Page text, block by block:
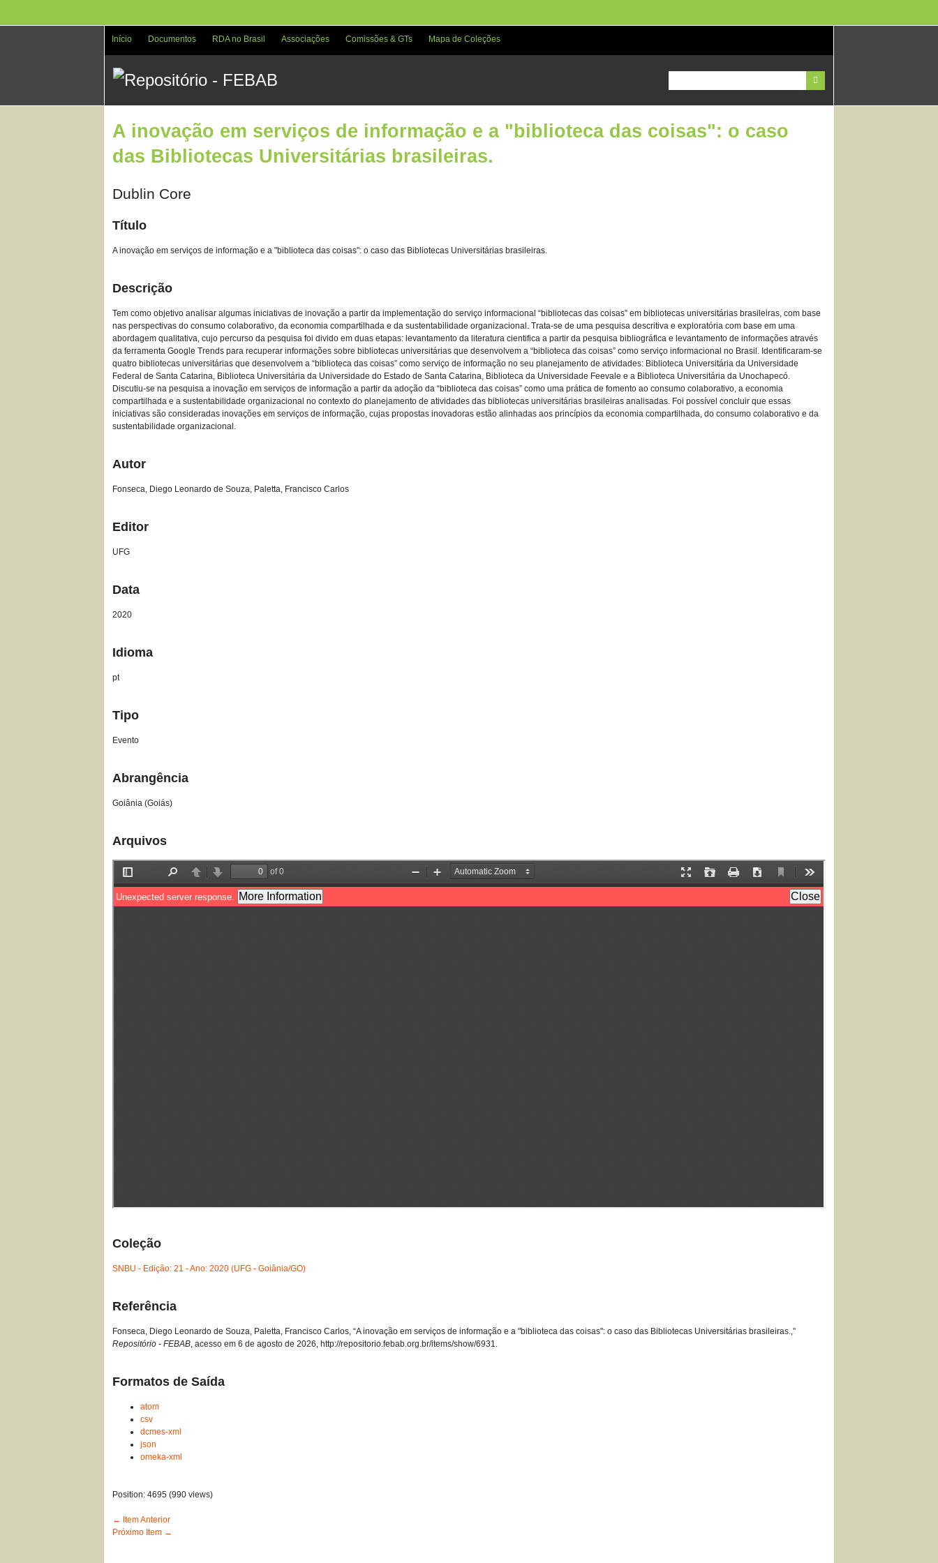
Início Documentos RDA no Brasil Associações Comissões & GTs Mapa de Coleções
A inovação em serviços de informação e a "biblioteca das coisas": o caso
das Bibliotecas Universitárias brasileiras.
Dublin Core
Título
A inovação em serviços de informação e a "biblioteca das coisas": o caso das Bibliotecas Universitárias brasileiras.
Descrição
Tem como objetivo analisar algumas iniciativas de inovação a partir da implementação do serviço informacional “bibliotecas das coisas” em bibliotecas universitárias brasileiras, com base
nas perspectivas do consumo colaborativo, da economia compartilhada e da sustentabilidade organizacional. Trata-se de uma pesquisa descritiva e exploratória com base em uma
abordagem qualitativa, cujo percurso da pesquisa foi divido em duas etapas: levantamento da literatura cientifica a partir da pesquisa bibliográfica e levantamento de informações através
da ferramenta Google Trends para recuperar informações sobre bibliotecas universitárias que desenvolvem a “biblioteca das coisas” como serviço informacional no Brasil. Identificaram-se
quatro bibliotecas universitárias que desenvolvem a “biblioteca das coisas” como serviço de informação no seu planejamento de atividades: Biblioteca Universitária da Universidade
Federal de Santa Catarina, Biblioteca Universitária da Universidade do Estado de Santa Catarina, Biblioteca da Universidade Feevale e a Biblioteca Universitária da Unochapecó.
Discutiu-se na pesquisa a inovação em serviços de informação a partir da adoção da “biblioteca das coisas” como uma prática de fomento ao consumo colaborativo, a economia
compartilhada e a sustentabilidade organizacional no contexto do planejamento de atividades das bibliotecas universitárias brasileiras analisadas. Foi possível concluir que essas
iniciativas são consideradas inovações em serviços de informação, cujas propostas inovadoras estão alinhadas aos princípios da economia compartilhada, do consumo colaborativo e da
sustentabilidade organizacional.
Autor
Fonseca, Diego Leonardo de Souza, Paletta, Francisco Carlos
Editor
UFG
Data
2020
Idioma
pt
Tipo
Evento
Abrangência
Goiânia (Goiás)
Arquivos
Coleção
SNBU - Edição: 21 - Ano: 2020 (UFG - Goiânia/GO)
Referência
Fonseca, Diego Leonardo de Souza, Paletta, Francisco Carlos, “A inovação em serviços de informação e a "biblioteca das coisas": o caso das Bibliotecas Universitárias brasileiras.,”
Repositório - FEBAB, acesso em 6 de agosto de 2026, http://repositorio.febab.org.br/items/show/6931.
Formatos de Saída
atom
csv
dcmes-xml
json
omeka-xml
Position:4695 (990 views)
← Item Anterior
Próximo Item →